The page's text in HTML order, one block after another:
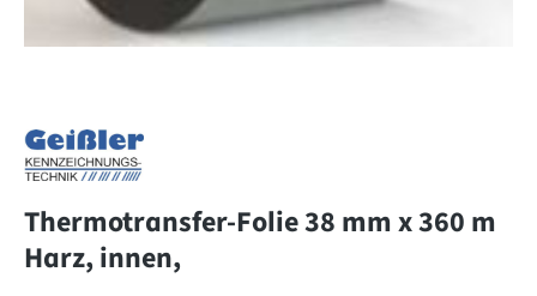
Thermotransfer-Folie 38 mm x 360 m
Harz, innen,